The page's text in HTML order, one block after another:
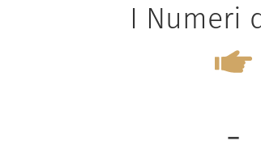
I Numeri
-